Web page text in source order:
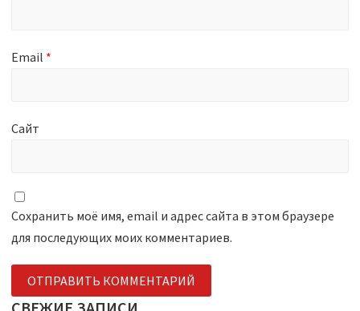
Email *
Сайт
Сохранить моё имя, email и адрес сайта в этом браузере
для последующих моих комментариев.